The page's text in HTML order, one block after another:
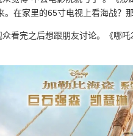
。在家里的65寸电视上看海战？
看完之后想跟朋友讨论。《哪